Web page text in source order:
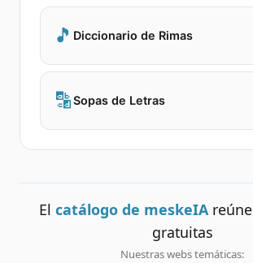
🎵 Diccionario de Rimas
🔡Sopas de Letras
El catálogo de meskeIA reúne
gratuitas
Nuestras webs temáticas: